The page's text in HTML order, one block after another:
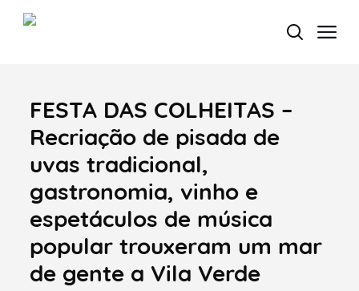
Termo de Pesquisa
Categorias gerais
FESTA DAS COLHEITAS –
Recriação de pisada de
uvas tradicional,
gastronomia, vinho e
espetáculos de música
popular trouxeram um mar
de gente a Vila Verde